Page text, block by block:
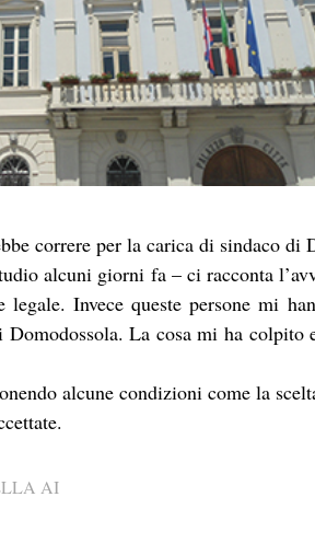
correre per la carica di sindaco di
alcuni giorni fa – ci racconta
legale. Invece queste persone mi
La cosa mi ha colpito
alcune condizioni come la
AI